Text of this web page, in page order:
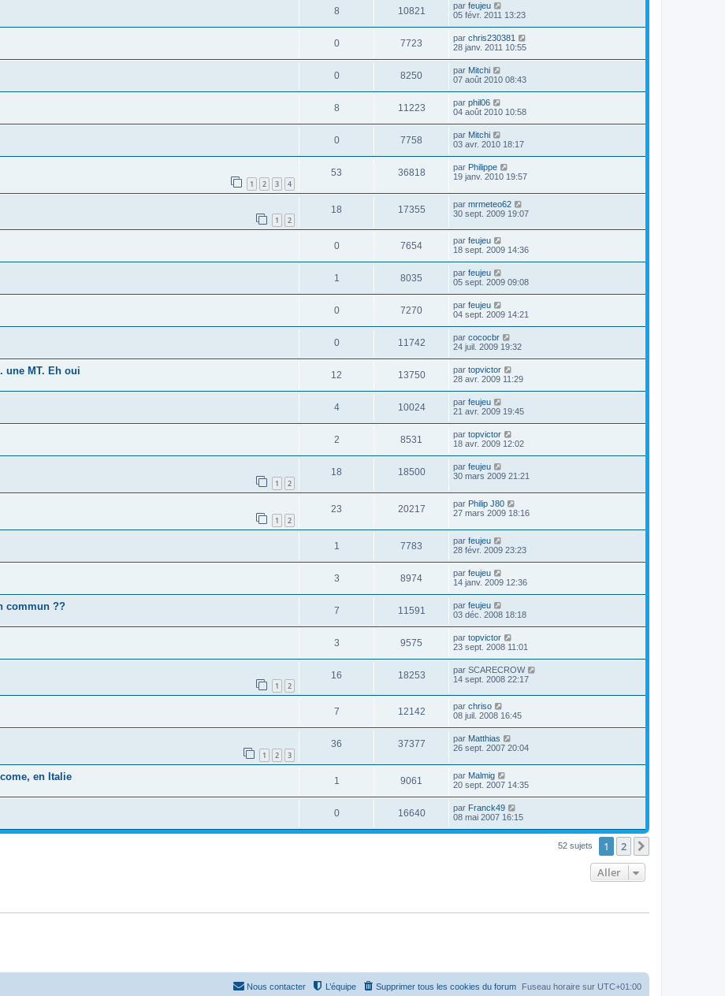
8 10821 par feujeu
05 févr. 2011 13:23
0 7723 par chris230381
28 janv. 2011 10:55
0 8250 par Mitchi
07 août 2010 08:43
8 11223 par phil06
04 août 2010 10:58
0 7758 par Mitchi
03 avr. 2010 18:17
1 2 3 4
53 36818 par Philippe
19 janv. 2010 19:57
1 2
18 17355 par mrmeteo62
30 sept. 2009 19:07
0 7654 par feujeu
18 sept. 2009 14:36
1 8035 par feujeu
05 sept. 2009 09:08
0 7270 par feujeu
04 sept. 2009 14:21
0 11742 par cococbr
24 juil. 2009 19:32
une MT. Eh oui 12 13750 par topvictor
28 avr. 2009 11:29
4 10024 par feujeu
21 avr. 2009 19:45
2 8531 par topvictor
18 avr. 2009 12:02
1 2
18 18500 par feujeu
30 mars 2009 21:21
1 2
23 20217 par Philip J80
27 mars 2009 18:16
1 7783 par feujeu
28 févr. 2009 23:23
3 8974 par feujeu
14 janv. 2009 12:36
commun ?? 7 11591 par feujeu
03 déc. 2008 18:18
3 9575 par topvictor
23 sept. 2008 11:01
1 2
16 18253 par SCARECROW
14 sept. 2008 22:17
7 12142 par chriso
08 juil. 2008 16:45
1 2 3
36 37377 par Matthias
26 sept. 2007 20:04
en Italie 1 9061 par Malmig
20 sept. 2007 14:35
0 16640 par Franck49
08 mai 2007 16:15
52 sujets 1 2
Aller
Fuseau horaire sur UTC+01:00
Supprimer tous les cookies du forum
L’équipe
Nous contacter